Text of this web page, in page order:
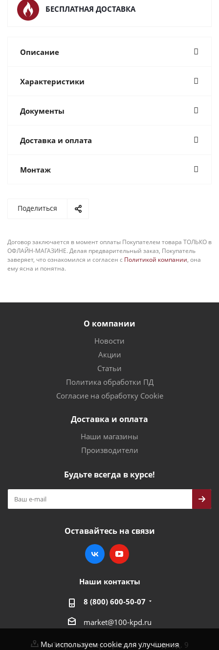
Мы используем cookie для улучшения
БЕСПЛАТНАЯ ДОСТАВКА
Описание
Характеристики
Документы
Доставка и оплата
Монтаж
Поделиться
Договор заключается в момент оплаты Покупателем товара ТОЛЬКО в
ОФЛАЙН-МАГАЗИНЕ. Делая предварительный заказ, Покупатель
заверяет, что ознакомился и согласен с Политикой компании, она
ему ясна и понятна.
О компании
Новости
Акции
Статьи
Политика обработки ПД
Согласие на обработку Cookie
Доставка и оплата
Наши магазины
Производители
Будьте всегда в курсе!
Оставайтесь на связи
Наши контакты
8 (800) 600-50-07
market@100-kpd.ru
г. Тверь, 4-й пер. Красной Слободы, д. 9